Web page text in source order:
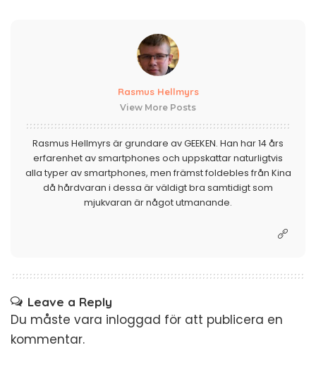
Rasmus Hellmyrs
View More Posts
Rasmus Hellmyrs är grundare av GEEKEN. Han har 14 års
erfarenhet av smartphones och uppskattar naturligtvis
alla typer av smartphones, men främst foldebles från Kina
då hårdvaran i dessa är väldigt bra samtidigt som
mjukvaran är något utmanande.
Leave a Reply
Du måste vara inloggad för att publicera en
kommentar.